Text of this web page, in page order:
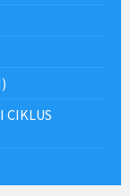
CIKLUS